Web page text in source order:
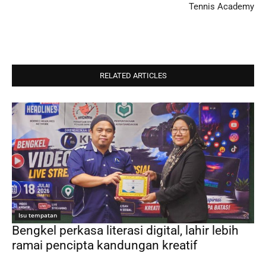
Tennis Academy
RELATED ARTICLES
Isu tempatan
Bengkel perkasa literasi digital, lahir lebih
ramai pencipta kandungan kreatif